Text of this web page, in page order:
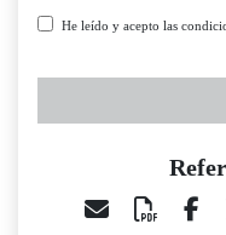
He leído y acepto las